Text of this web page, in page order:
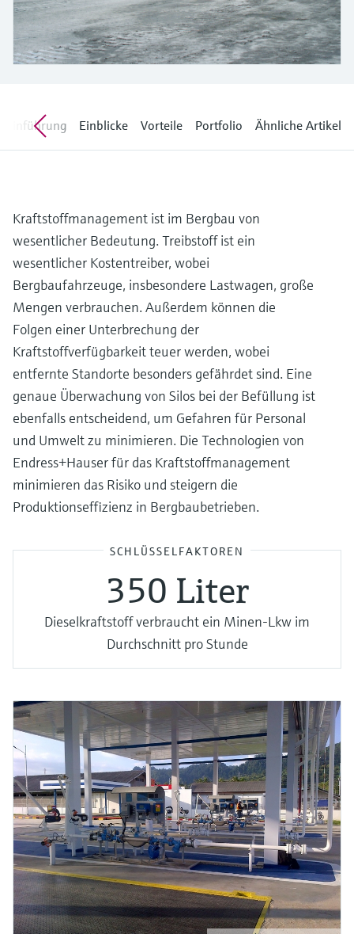
Device Viewer
Produktspezifische Informationen und
Dokumente finden
Ersatzteile anhand von Produktwurzel,
Bestellcode oder Seriennummer finden
Füllstandsmessung
Füllstandsmessung Druck
Analysatoren für Härte, Eisen,
Aluminium & Chromat
Mikrowellentransmission
Einführung Einblicke Vorteile Portfolio Ähnliche Artikel
Kraftstoffmanagement ist im Bergbau von
wesentlicher Bedeutung. Treibstoff ist ein
wesentlicher Kostentreiber, wobei
Bergbaufahrzeuge, insbesondere Lastwagen, große
Mengen verbrauchen. Außerdem können die
Folgen einer Unterbrechung der
Kraftstoffverfügbarkeit teuer werden, wobei
entfernte Standorte besonders gefährdet sind. Eine
genaue Überwachung von Silos bei der Befüllung ist
ebenfalls entscheidend, um Gefahren für Personal
und Umwelt zu minimieren. Die Technologien von
Endress+Hauser für das Kraftstoffmanagement
minimieren das Risiko und steigern die
Produktionseffizienz in Bergbaubetrieben.
SCHLÜSSELFAKTOREN
350 Liter
Dieselkraftstoff verbraucht ein Minen-Lkw im
Durchschnitt pro Stunde